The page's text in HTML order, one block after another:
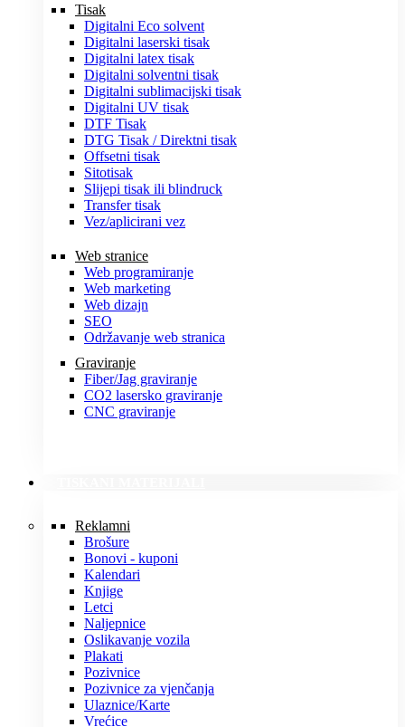
Tisak
Digitalni Eco solvent
Digitalni laserski tisak
Digitalni latex tisak
Digitalni solventni tisak
Digitalni sublimacijski tisak
Digitalni UV tisak
DTF Tisak
DTG Tisak / Direktni tisak
Offsetni tisak
Sitotisak
Slijepi tisak ili blindruck
Transfer tisak
Vez/aplicirani vez
Web stranice
Web programiranje
Web marketing
Web dizajn
SEO
Održavanje web stranica
Graviranje
Fiber/Jag graviranje
CO2 lasersko graviranje
CNC graviranje
Reklamni
Brošure
Bonovi - kuponi
Kalendari
Knjige
Letci
Naljepnice
Oslikavanje vozila
Plakati
Pozivnice
Pozivnice za vjenčanja
Ulaznice/Karte
Vrećice